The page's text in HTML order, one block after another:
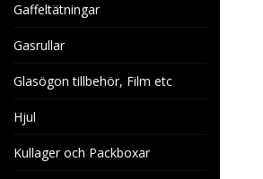
Gaffeltätningar
Gasrullar
Glasögon tillbehör, Film etc
Hjul
Kullager och Packboxar